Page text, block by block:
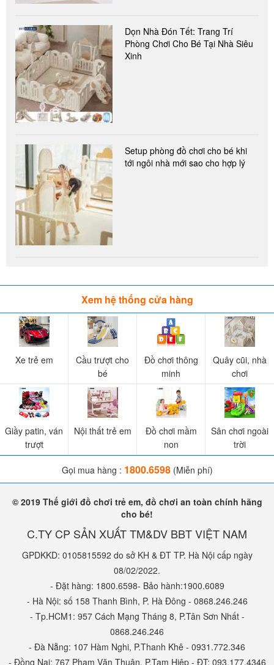
Dọn Nhà Đón Tết: Trang Trí
Phòng Chơi Cho Bé Tại Nhà Siêu
Xinh
Setup phòng đồ chơi cho bé khi
tới ngôi nhà mới sao cho hợp lý
Xem hệ thống cửa hàng
Xe trẻ em
Cầu trượt cho
bé
Đồ chơi thông
minh
Quây cũi, nhà
chơi
Giầy patin, ván
trượt
Nội thất trẻ em
Đồ chơi mầm
non
Sân chơi ngoài
trời
Gọi mua hàng : 1800.6598(Miễn phí)
© 2019 Thế giới đồ chơi trẻ em, đồ chơi an toàn chính hãng
cho bé!
C.TY CP SẢN XUẤT TM&DV BBT VIỆT NAM
GPDKKD: 0105815592 do sở KH & ĐT TP. Hà Nội cấp ngày
08/02/2022.
- Đặt hàng: 1800.6598- Bảo hành:1900.6089
- Hà Nội: số 158 Thanh Bình, P. Hà Đông - 0868.246.246
- Tp.HCM1: 957 Cách Mạng Tháng 8, P.Tân Sơn Nhất -
0868.246.246
- Đà Nẵng: 107 Hàm Nghi, P.Thanh Khê - 0931.772.346
- Đồng Nai: 767 Phạm Văn Thuận, P.Tam Hiệp - ĐT: 093.177.4346